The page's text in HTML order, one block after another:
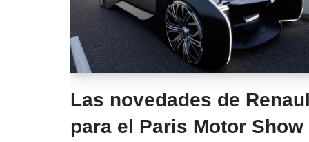
Las novedades de
para el Paris Motor Show